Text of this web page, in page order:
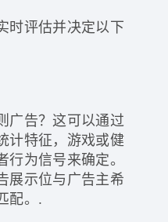
时评估并决定以下
广告？这可以通过
计特征，游戏或健
为信号来确定。
展示位与广告主希
配。.